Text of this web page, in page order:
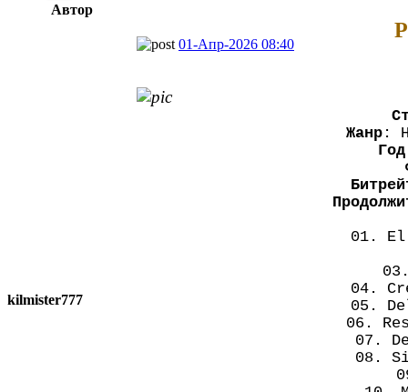
Автор
kilmister777
01-Апр-2026 08:40
Жанр:
01. El
04.
05.
06.
07.
08.